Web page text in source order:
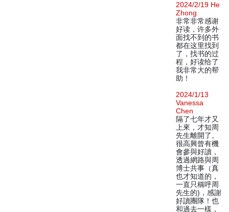
2024/2/19 He
Zhong
非常非常感谢
好读，许多外
面找不到的书
都在这里找到
了，找书的过
程，好读给了
我非常大的帮
助！
2024/1/13
Vanessa
Chen
隔了七年才又
上來，才知周
先生離開了。
很高興曾有機
會參與好讀，
透過網路與周
博士共事（真
也才知道的，
一直只稱呼周
先生的)，感謝
好讀團隊！也
和過去一樣，